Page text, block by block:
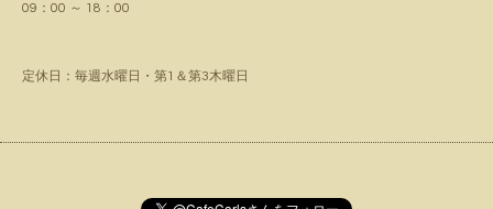
09：00 ～ 18：00
定休日：毎週水曜日・第1＆第3木曜日